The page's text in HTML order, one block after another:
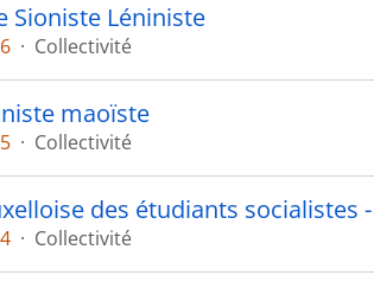
Sioniste Léniniste
· Collectivité
maoïste
· Collectivité
des étudiants socialistes
· Collectivité